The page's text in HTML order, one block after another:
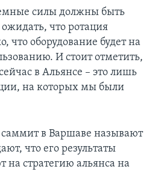
силы должны быть
что ротация
что оборудование будет на
И стоит отметить,
в Альянсе – это лишь
на которых мы были
в Варшаве называют
что его результаты
на стратегию альянса на